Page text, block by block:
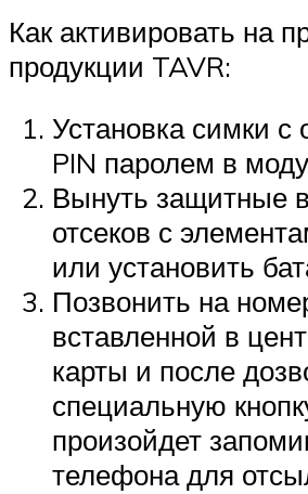
Как активировать на
продукции TAVR:
Установка симки
PIN паролем в
Вынуть защитные
отсеков с
или установить
Позвонить на
вставленной в
карты и после
специальную
произойдет
телефона для